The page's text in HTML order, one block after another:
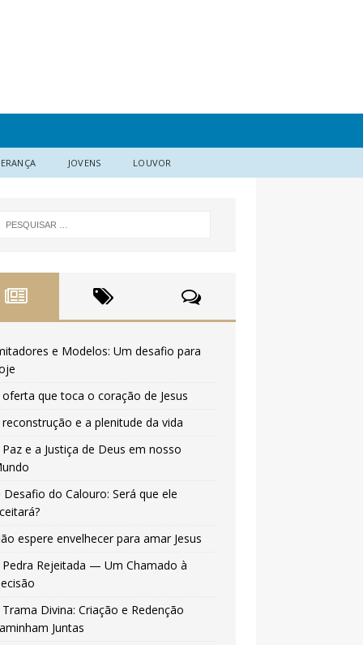
JOVENS LOUVOR
e Modelos: Um desafio para
oferta que toca o coração de Jesus
reconstrução e a plenitude da vida
Paz e a Justiça de Deus em nosso
Desafio do Calouro: Será que ele
espere envelhecer para amar Jesus
Pedra Rejeitada — Um Chamado à
Trama Divina: Criação e Redenção
Juntas